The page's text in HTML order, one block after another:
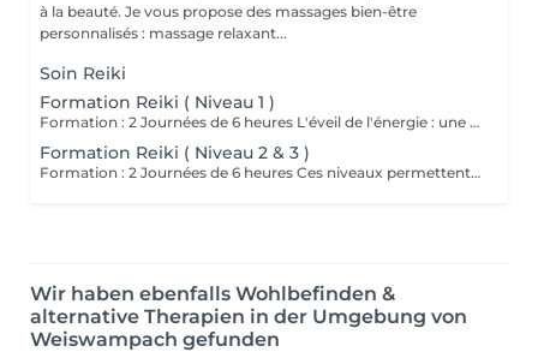
à la beauté. Je vous propose des massages bien-être
personnalisés : massage relaxant...
Soin Reiki
Formation Reiki ( Niveau 1 )
Formation : 2 Journées de 6 heures L'éveil de l'énergie : une initiation à l'énergie universelle du Reiki Usui. Ce 1er niveau permet d'apprendre à canaliser et transmettre l'énergie par imposition des mains, sur soi et sur autrui. La formation aborde les bases de la méthode traditionnelle de Mikao Usui, la purification énergétique, les auto-traitements et la découverte du centre intérieur. Cours en présentiel, théorique , pratique et initiation. Accessible a tous. Prévoir son pique nique.
Formation Reiki ( Niveau 2 & 3 )
Formation : 2 Journées de 6 heures Ces niveaux permettent d'approfondir la pratique énergétique à travers la découverte des symboles sacrés, le travail à distance et la guérison émotionnelle, tout en ouvrant la voie vers la maîtrise intérieure. Un voyage de transformation et de rayonnement, où l'énergie du Reiki devient une véritable voie de conscience et de paix intérieure. Initiation aux symboles Reiki Usui. Cours en présentiel, pratique et théorique. Attention accès uniquement si vous avez passez le niveau 1. Prévoir pique nique.
Wir haben ebenfalls Wohlbefinden &
alternative Therapien in der Umgebung von
Weiswampach gefunden